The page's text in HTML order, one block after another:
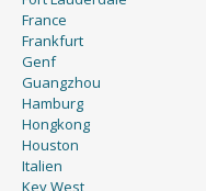
France
Frankfurt
Genf
Guangzhou
Hamburg
Hongkong
Houston
Italien
Key West